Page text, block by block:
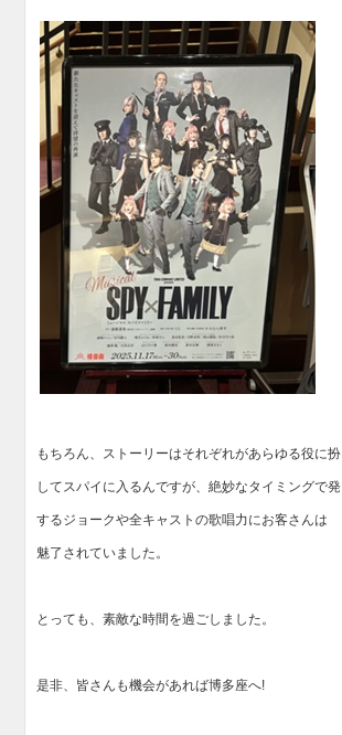
もちろん、ストーリーはそれぞれがあらゆる役に扮
してスパイに入るんですが、絶妙なタイミングで発
するジョークや全キャストの歌唱力にお客さんは
魅了されていました。
とっても、素敵な時間を過ごしました。
是非、皆さんも機会があれば博多座へ!